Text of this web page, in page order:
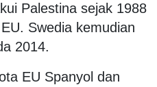
Palestina sejak 1988
Swedia kemudian
2014.
EU Spanyol dan